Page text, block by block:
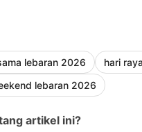
lebaran 2026
hari
lebaran 2026
artikel ini?